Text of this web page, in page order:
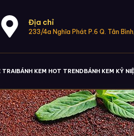
Địa chỉ
233/4a Nghĩa Phát P.6 Q. Tân
TRAIBÁNH KEM HOT TRENDBÁNH KEM KỶ